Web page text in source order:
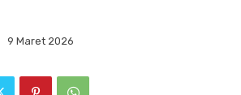
9 Maret 2026